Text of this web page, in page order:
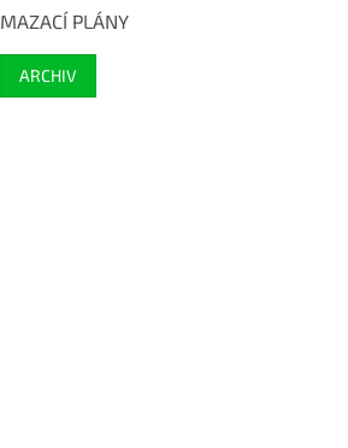
MAZACÍ PLÁNY
ARCHIV